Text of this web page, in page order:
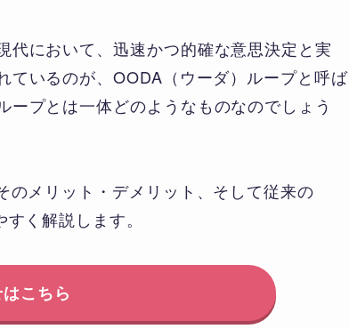
代において、迅速かつ的確な意思決定と実
ているのが、OODA（ウーダ）ループと呼ば
プとは一体どのようなものなのでしょう
メリット・デメリット、そして従来の
く解説します。
こちら